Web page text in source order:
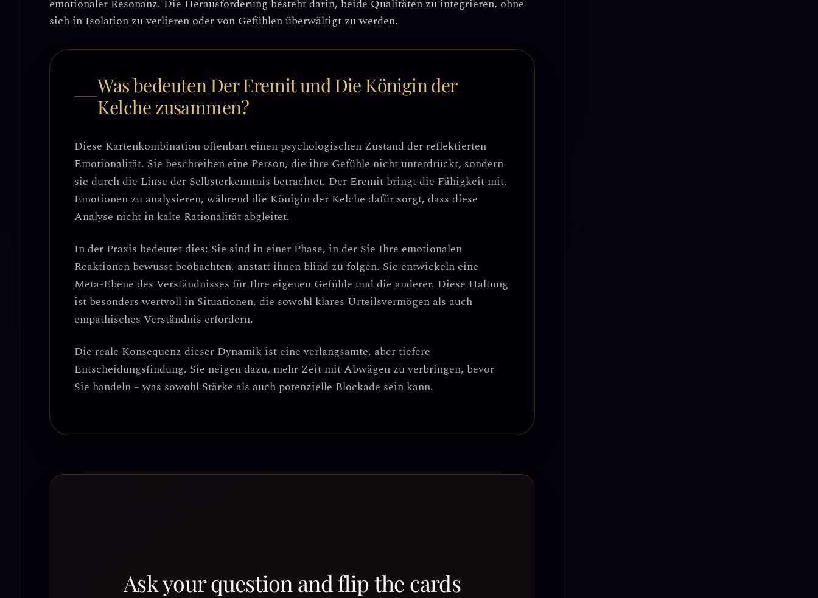
emotionaler Resonanz. Die Herausforderung besteht darin, beide Qualitäten zu integrieren, ohne
sich in Isolation zu verlieren oder von Gefühlen überwältigt zu werden.
Was bedeuten Der Eremit und Die Königin der
Kelche zusammen?
Diese Kartenkombination offenbart einen psychologischen Zustand der reflektierten
Emotionalität. Sie beschreiben eine Person, die ihre Gefühle nicht unterdrückt, sondern
sie durch die Linse der Selbsterkenntnis betrachtet. Der Eremit bringt die Fähigkeit mit,
Emotionen zu analysieren, während die Königin der Kelche dafür sorgt, dass diese
Analyse nicht in kalte Rationalität abgleitet.
In der Praxis bedeutet dies: Sie sind in einer Phase, in der Sie Ihre emotionalen
Reaktionen bewusst beobachten, anstatt ihnen blind zu folgen. Sie entwickeln eine
Meta-Ebene des Verständnisses für Ihre eigenen Gefühle und die anderer. Diese Haltung
ist besonders wertvoll in Situationen, die sowohl klares Urteilsvermögen als auch
empathisches Verständnis erfordern.
Die reale Konsequenz dieser Dynamik ist eineverlangsamte, aber tiefere
Entscheidungsfindung. Sie neigen dazu, mehr Zeit mit Abwägen zu verbringen, bevor
Sie handeln – was sowohl Stärke als auch potenzielle Blockade sein kann.
Ask your question and flip the cards